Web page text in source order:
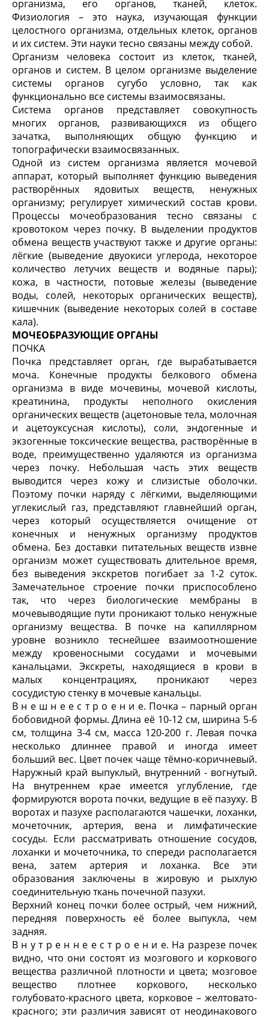
организма, его органов, тканей, клеток.
Физиология – это наука, изучающая функции
целостного организма, отдельных клеток, органов
и их систем. Эти науки тесно связаны между собой.
Организм человека состоит из клеток, тканей,
органов и систем. В целом организме выделение
системы органов сугубо условно, так как
функционально все системы взаимосвязаны.
Система органов представляет совокупность
многих органов, развивающихся из общего
зачатка, выполняющих общую функцию и
топографически взаимосвязанных.
Одной из систем организма является мочевой
аппарат, который выполняет функцию выведения
растворённых ядовитых веществ, ненужных
организму; регулирует химический состав крови.
Процессы мочеобразования тесно связаны с
кровотоком через почку. В выделении продуктов
обмена веществ участвуют также и другие органы:
лёгкие (выведение двуокиси углерода, некоторое
количество летучих веществ и водяные пары);
кожа, в частности, потовые железы (выведение
воды, солей, некоторых органических веществ),
кишечник (выведение некоторых солей в составе
кала).
МОЧЕОБРАЗУЮЩИЕ ОРГАНЫ
ПОЧКА
Почка представляет орган, где вырабатывается
моча. Конечные продукты белкового обмена
организма в виде мочевины, мочевой кислоты,
креатинина, продукты неполного окисления
органических веществ (ацетоновые тела, молочная
и ацетоуксусная кислоты), соли, эндогенные и
экзогенные токсические вещества, растворённые в
воде, преимущественно удаляются из организма
через почку. Небольшая часть этих веществ
выводится через кожу и слизистые оболочки.
Поэтому почки наряду с лёгкими, выделяющими
углекислый газ, представляют главнейший орган,
через который осуществляется очищение от
конечных и ненужных организму продуктов
обмена. Без доставки питательных веществ извне
организм может существовать длительное время,
без выведения экскретов погибает за 1-2 суток.
Замечательное строение почки приспособлено
так, что через биологические мембраны в
мочевыводящие пути проникают только ненужные
организму вещества. В почке на капиллярном
уровне возникло теснейшее взаимоотношение
между кровеносными сосудами и мочевыми
канальцами. Экскреты, находящиеся в крови в
малых концентрациях, проникают через
сосудистую стенку в мочевые канальцы.
В н е ш н е е с т р о е н и е. Почка – парный орган
бобовидной формы. Длина её 10-12 см, ширина 5-6
см, толщина 3-4 см, масса 120-200 г. Левая почка
несколько длиннее правой и иногда имеет
больший вес. Цвет почек чаще тёмно-коричневый.
Наружный край выпуклый, внутренний - вогнутый.
На внутреннем крае имеется углубление, где
формируются ворота почки, ведущие в её пазуху. В
воротах и пазухе располагаются чашечки, лоханки,
мочеточник, артерия, вена и лимфатические
сосуды. Если рассматривать отношение сосудов,
лоханки и мочеточника, то спереди располагается
вена, затем артерия и лоханка. Все эти
образования заключены в жировую и рыхлую
соединительную ткань почечной пазухи.
Верхний конец почки более острый, чем нижний,
передняя поверхность её более выпукла, чем
задняя.
В н у т р е н н е е с т р о е н и е. На разрезе почек
видно, что они состоят из мозгового и коркового
вещества различной плотности и цвета; мозговое
вещество плотнее коркового, несколько
голубовато-красного цвета, корковое – желтовато-
красного; эти различия зависят от неодинакового